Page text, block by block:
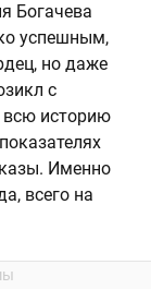
Богачева
успешным,
но даже
с
всю историю
Именно
всего на